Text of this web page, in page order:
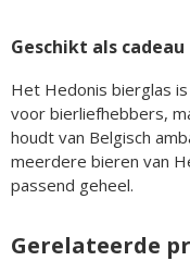
Geschikt als cadeau
Het Hedonis bierglas
voor bierliefhebbers,
houdt van Belgisch
meerdere bieren van
passend geheel.
Gerelateerde